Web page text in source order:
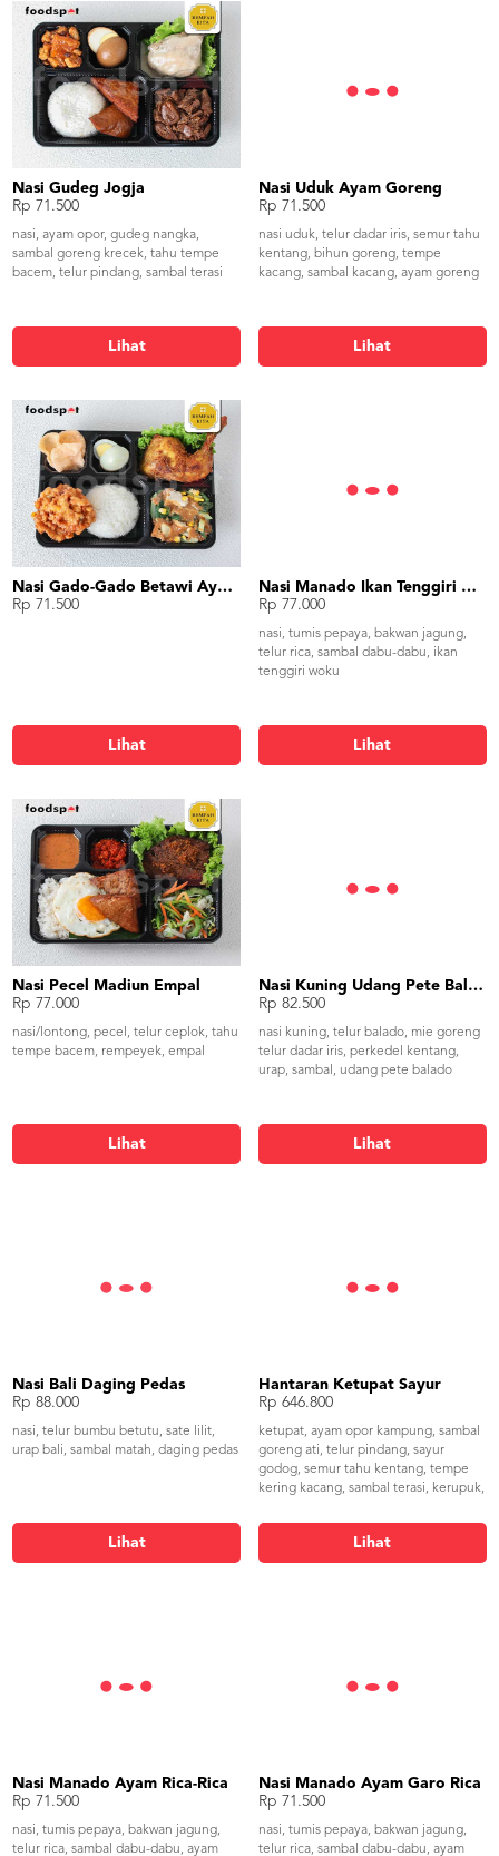
Nasi Gudeg Jogja
Rp 71.500
nasi, ayam opor, gudeg nangka,
sambal goreng krecek, tahu tempe
bacem, telur pindang, sambal terasi
Lihat
Nasi Uduk Ayam Goreng
Rp 71.500
nasi uduk, telur dadar iris, semur tahu
kentang, bihun goreng, tempe
kacang, sambal kacang, ayam goreng
Lihat
Nasi Gado-Gado Betawi Ayam Goreng
Rp 71.500
Lihat
Nasi Manado Ikan Tenggiri Woku
Rp 77.000
nasi, tumis pepaya, bakwan jagung,
telur rica, sambal dabu-dabu, ikan
tenggiri woku
Lihat
Nasi Pecel Madiun Empal
Rp 77.000
nasi/lontong, pecel, telur ceplok, tahu
tempe bacem, rempeyek, empal
Lihat
Nasi Kuning Udang Pete Balado
Rp 82.500
nasi kuning, telur balado, mie goreng
telur dadar iris, perkedel kentang,
urap, sambal, udang pete balado
Lihat
Nasi Bali Daging Pedas
Rp 88.000
nasi, telur bumbu betutu, sate lilit,
urap bali, sambal matah, daging pedas
Lihat
Hantaran Ketupat Sayur
Rp 646.800
ketupat, ayam opor kampung, sambal
goreng ati, telur pindang, sayur
godog, semur tahu kentang, tempe
kering kacang, sambal terasi, kerupuk,
Lihat
Nasi Manado Ayam Rica-Rica
Rp 71.500
nasi, tumis pepaya, bakwan jagung,
telur rica, sambal dabu-dabu, ayam
Nasi Manado Ayam Garo Rica
Rp 71.500
nasi, tumis pepaya, bakwan jagung,
telur rica, sambal dabu-dabu, ayam